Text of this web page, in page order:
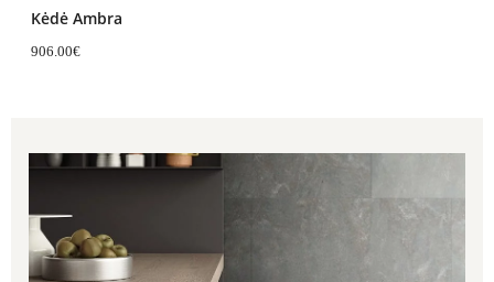
Kėdė Ambra
906.00€
268.00€